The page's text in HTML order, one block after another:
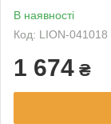
В наявності
Код: LION-041018
1 674 ₴